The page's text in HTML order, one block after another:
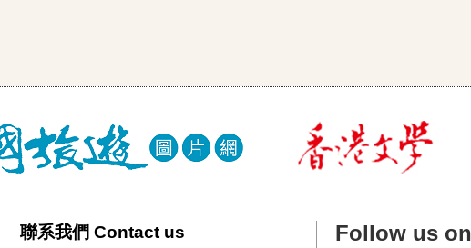
聯系我們 Contact us
Follow us on